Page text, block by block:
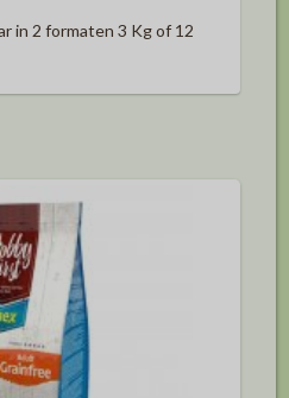
in 2 formaten 3 Kg of 12